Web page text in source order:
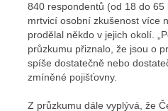
840 respondentů (od 18 do
mrtvicí osobní zkušenost více
prodělal někdo v jejich okolí.
průzkumu přiznalo, že jsou o
spíše dostatečně nebo
zmíněné pojišťovny.
Z průzkumu dále vyplývá, že